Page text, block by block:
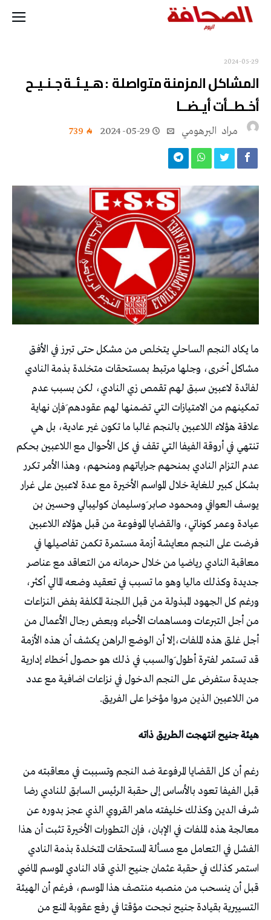
2024-05-29
المشاكل المزمنة متواصلة : هـيـئـة جـنـيـح
أخـطــأت أيـضــا
مراد‭ ‬ البرهومي 2024-05-29
739
ما يكاد النجم الساحلي يتخلص من مشكل حتى تبرز في الأفق
مشاكل أخرى، وجلها مرتبط بمستحقات متخلدة بذمة النادي
لفائدة لاعبين سبق لهم تقمص زي النادي، لكن بسبب عدم
تمكينهم من الامتيازات التي تضمنها لهم عقودهم َفإن نهاية
علاقة هؤلاء اللاعبين بالنجم غالبا ما تكون غير عادية، بل هي
تنتهي في أروقة الفيفا التي تقف في كل الأحوال مع اللاعبين بحكم
عدم التزام النادي بمنحهم جراياتهم ومنحهم، وهذا الأمر تكرر
بشكل كبير للغاية خلال المواسم الأخيرة مع عدة لاعبين على غرار
يوسف العوافي ومحمود صابر َوسليمان كوليبالي وحسين بن
عيادة وعمر كوناتي، والقضايا الموفوعة من قبل هؤلاء اللاعبين
فرضت على النجم معايشة أزمة مستمرة تكمن تفاصيلها في
معاقبة النادي رياضيا من خلال حرمانه من التعاقد مع عناصر
جديدة وكذلك ماليا وهو ما تسبب في تعقيد وضعه المالي أكثر،
ورغم كل الجهود المبذولة من قبل اللجنة المكلفة بفض النزاعات
من أجل التبرعات ومساهمات الأحباء وبعض رجال الأعمال من
أجل غلق هذه الملفات،إلا أن الوضع الراهن يكشف أن هذه الأزمة
قد تستمر لفترة أطول َوالسبب في ذلك هو حصول أخطاء إدارية
جديدة ستفرض على النجم الدخول في نزاعات اضافية مع عدد
من اللاعبين الذين مروا مؤخرا على الفريق.
هيئة جنيح انتهجت الطريق ذاته
رغم أن كل القضايا المرفوعة ضد النجم وتسببت في معاقبته من
قبل الفيفا تعود بالأساس إلى حقبة الرئيس السابق للنادي رضا
شرف الدين وكذلك خليفته ماهر القروي الذي عجز بدوره عن
معالجة هذه الملفات في الإبان، فإن التطورات الأخيرة تثبت أن هذا
الفشل في التعامل مع مسألة المستحقات المتخلدة بذمة النادي
استمر كذلك في حقبة عثمان جنيح الذي قاد النادي الموسم الماضي
قبل أن ينسحب من منصبه منتصف هذا الموسم، فرغم أن الهيئة
التسييرية بقيادة جنيح نجحت مؤقتا في رفع عقوبة المنع من